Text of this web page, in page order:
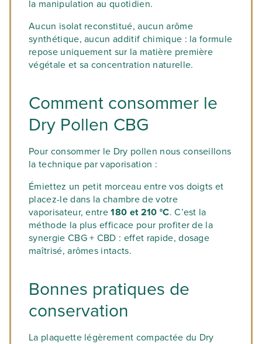
la manipulation au quotidien.
Aucun isolat reconstitué, aucun arôme
synthétique, aucun additif chimique : la formule
repose uniquement sur la matière première
végétale et sa concentration naturelle.
Comment consommer le
Dry Pollen CBG
Pour consommer le Dry pollen nous conseillons
la technique par vaporisation :
Émiettez un petit morceau entre vos doigts et
placez-le dans la chambre de votre
vaporisateur, entre180 et 210 °C. C’est la
méthode la plus efficace pour profiter de la
synergie CBG + CBD : effet rapide, dosage
maîtrisé, arômes intacts.
Bonnes pratiques de
conservation
La plaquette légèrement compactée du Dry